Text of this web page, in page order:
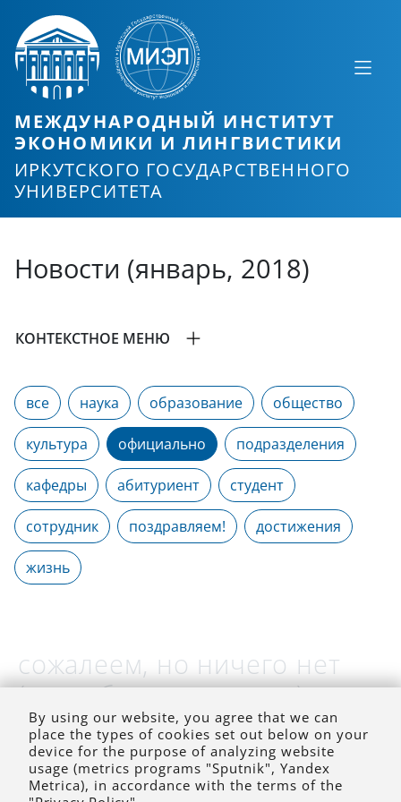
МЕЖДУНАРОДНЫЙ ИНСТИТУТ
ЭКОНОМИКИ И ЛИНГВИСТИКИ
ИРКУТСКОГО ГОСУДАРСТВЕННОГО
УНИВЕРСИТЕТА
Новости (январь, 2018)
КОНТЕКСТНОЕ МЕНЮ
все наука образование общество
культура официально подразделения
кафедры абитуриент студент
сотрудник поздравляем! достижения
жизнь
сожалеем, но ничего нет
(на выбранное время)
By using our website, you agree that we can
place the types of cookies set out below on your
device for the purpose of analyzing website
usage (metrics programs "Sputnik", Yandex
Metrica), in accordance with the terms of the